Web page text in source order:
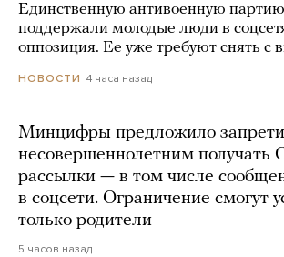
Единственную антивоенную
поддержали молодые люди в
оппозиция. Ее уже требуют снять с
НОВОСТИ 4 часа назад
Минцифры предложило
несовершеннолетним
рассылки — в том числе
в соцсети. Ограничение смогут
только родители
5 часов назад